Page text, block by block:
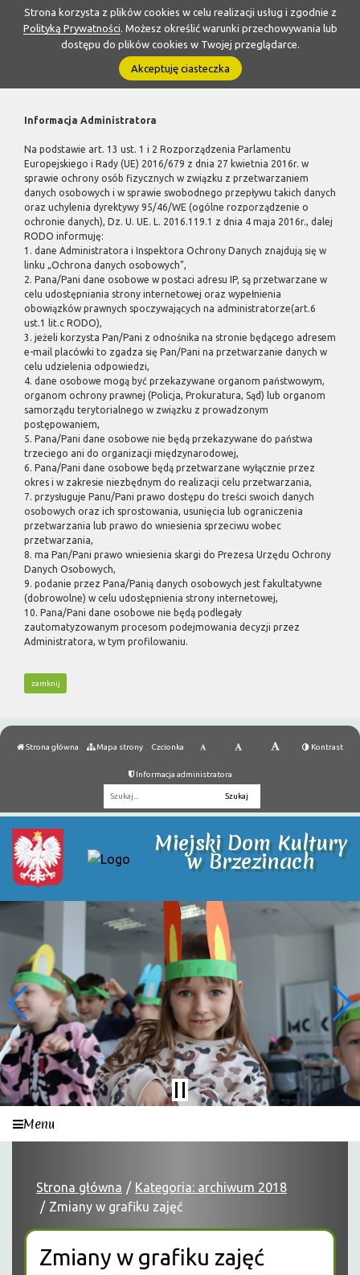
Strona korzysta z plików cookies w celu realizacji usług i zgodnie z
Polityką Prywatności. Możesz określić warunki przechowywania lub
dostępu do plików cookies w Twojej przeglądarce.
Akceptuję ciasteczka
Informacja Administratora
Na podstawie art. 13 ust. 1 i 2 Rozporządzenia Parlamentu
Europejskiego i Rady (UE) 2016/679 z dnia 27 kwietnia 2016r. w
sprawie ochrony osób fizycznych w związku z przetwarzaniem
danych osobowych i w sprawie swobodnego przepływu takich danych
oraz uchylenia dyrektywy 95/46/WE (ogólne rozporządzenie o
ochronie danych), Dz. U. UE. L. 2016.119.1 z dnia 4 maja 2016r., dalej
RODO informuję:
1. dane Administratora i Inspektora Ochrony Danych znajdują się w
linku „Ochrona danych osobowych”,
2. Pana/Pani dane osobowe w postaci adresu IP, są przetwarzane w
celu udostępniania strony internetowej oraz wypełnienia
obowiązków prawnych spoczywających na administratorze(art.6
ust.1 lit.c RODO),
3. jeżeli korzysta Pan/Pani z odnośnika na stronie będącego adresem
e-mail placówki to zgadza się Pan/Pani na przetwarzanie danych w
celu udzielenia odpowiedzi,
4. dane osobowe mogą być przekazywane organom państwowym,
organom ochrony prawnej (Policja, Prokuratura, Sąd) lub organom
samorządu terytorialnego w związku z prowadzonym
postępowaniem,
5. Pana/Pani dane osobowe nie będą przekazywane do państwa
trzeciego ani do organizacji międzynarodowej,
6. Pana/Pani dane osobowe będą przetwarzane wyłącznie przez
okres i w zakresie niezbędnym do realizacji celu przetwarzania,
7. przysługuje Panu/Pani prawo dostępu do treści swoich danych
osobowych oraz ich sprostowania, usunięcia lub ograniczenia
przetwarzania lub prawo do wniesienia sprzeciwu wobec
przetwarzania,
8. ma Pan/Pani prawo wniesienia skargi do Prezesa Urzędu Ochrony
Danych Osobowych,
9. podanie przez Pana/Panią danych osobowych jest fakultatywne
(dobrowolne) w celu udostępnienia strony internetowej,
10. Pana/Pani dane osobowe nie będą podlegały
zautomatyzowanym procesom podejmowania decyzji przez
Administratora, w tym profilowaniu.
zamknij
Strona główna Mapa strony Czcionka Kontrast
Informacja administratora
Miejski Dom Kultury
w Brzezinach
Menu
Strona główna
Kategoria: archiwum 2018
Zmiany w grafiku zajęć
Zmiany w grafiku zajęć